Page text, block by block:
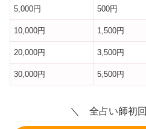
5,000円 500円
10,000円 1,500円
20,000円 3,500円
30,000円 5,500円
＼ 全占い師初